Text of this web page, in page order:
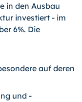
in den Ausbau
investiert - im
6%. Die
auf deren
und -